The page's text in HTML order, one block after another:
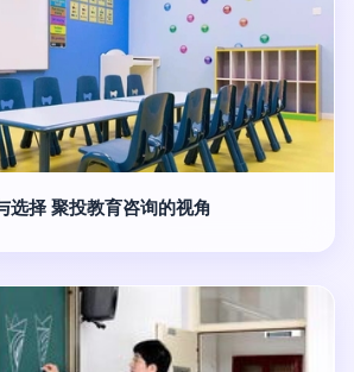
选择 聚投教育咨询的视角